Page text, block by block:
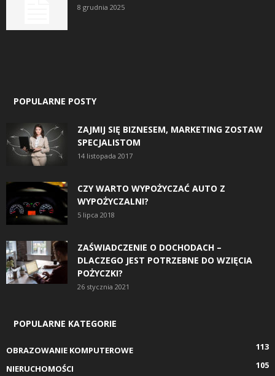
8 grudnia 2025
POPULARNE POSTY
ZAJMIJ SIĘ BIZNESEM, MARKETING ZOSTAW
SPECJALISTOM
14 listopada 2017
CZY WARTO WYPOŻYCZAĆ AUTO Z
WYPOŻYCZALNI?
5 lipca 2018
ZAŚWIADCZENIE O DOCHODACH –
DLACZEGO JEST POTRZEBNE DO WZIĘCIA
POŻYCZKI?
26 stycznia 2021
POPULARNE KATEGORIE
OBRAZOWANIE KOMPUTEROWE
113
NIERUCHOMOŚCI
105